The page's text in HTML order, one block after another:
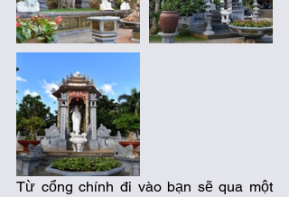
Từ cổng chính đi vào bạn sẽ qua một